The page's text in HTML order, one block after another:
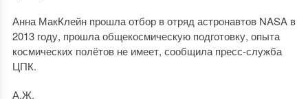
Анна МакКлейн прошла отбор в отряд астронавтов NASA в
2013 году, прошла общекосмическую подготовку, опыта
космических полётов не имеет, сообщила пресс-служба
ЦПК.
А.Ж.